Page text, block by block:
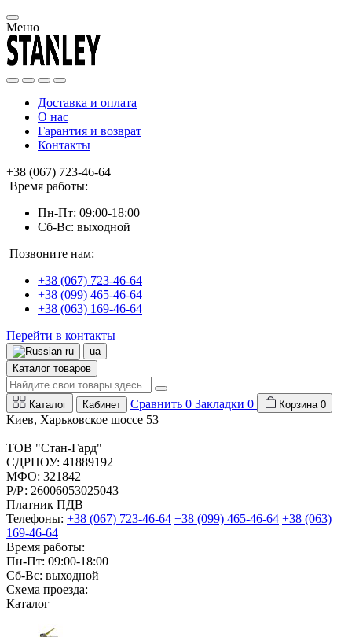
Меню
Доставка и оплата
О нас
Гарантия и возврат
Контакты
+38 (067) 723-46-64
Время работы:
Пн-Пт: 09:00-18:00
Сб-Вс: выходной
Позвоните нам:
+38 (067) 723-46-64
+38 (099) 465-46-64
+38 (063) 169-46-64
Перейти в контакты
ru
ua
Каталог товаров
Каталог Кабинет Сравнить 0 Закладки 0 Корзина 0
Киев, Харьковское шоссе 53
ТОВ "Стан-Гард"
ЄДРПОУ: 41889192
МФО: 321842
Р/Р: 26006053025043
Платник ПДВ
Телефоны: +38 (067) 723-46-64 +38 (099) 465-46-64 +38 (063)
169-46-64
Время работы:
Пн-Пт: 09:00-18:00
Сб-Вс: выходной
Схема проезда:
Каталог